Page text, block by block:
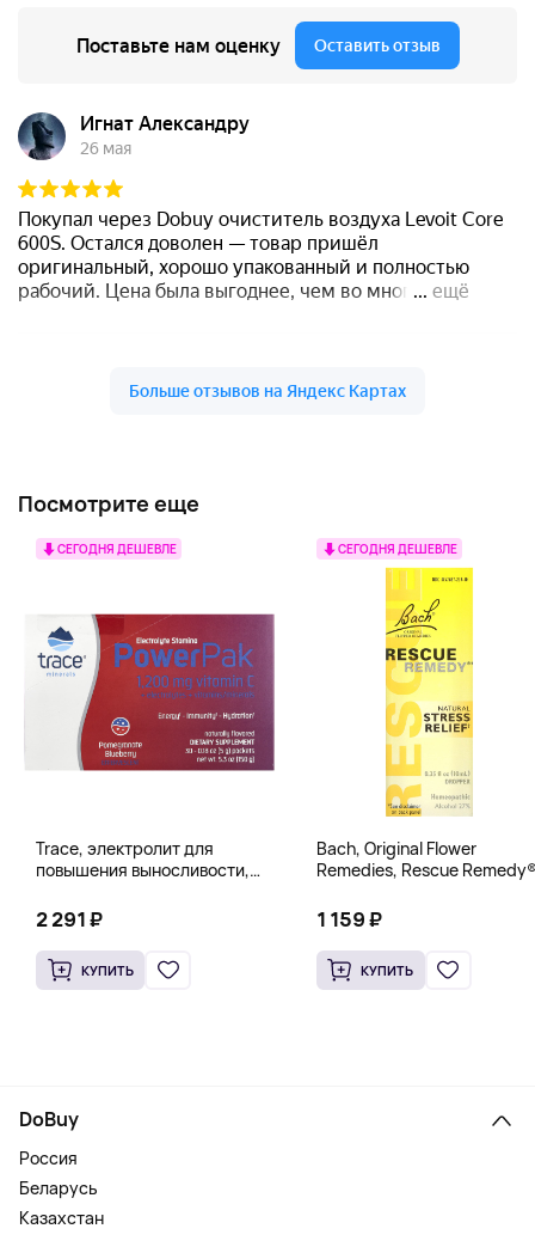
Посмотрите еще
СЕГОДНЯ ДЕШЕВЛЕ
Trace, электролит для
повышения выносливости,
и черники, 30 пакетиков по 5 г
(0,18 унции)
2 291 ₽
КУПИТЬ
СЕГОДНЯ ДЕШЕВЛЕ
Bach, Original Flower
Remedies, Rescue
снятия стресса, 10 мл
(0,35 жидк. унции)
1 159 ₽
КУПИТЬ
DoBuy
Россия
Беларусь
Казахстан